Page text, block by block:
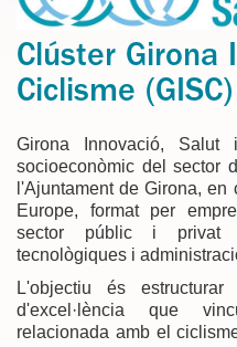
Clúster Girona
Ciclisme (GISC)
Girona Innovació,
socioeconòmic del sector
l'Ajuntament de Girona, en
Europe, format per
sector públic i privat
tecnològiques i
L'objectiu és
d'excel·lència que
relacionada amb el